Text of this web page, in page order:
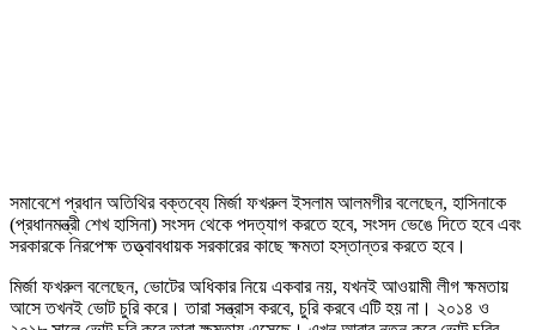
সমাবেশে প্রধান অতিথির বক্তব্যে মির্জা ফখরুল ইসলাম আলমগীর বলেছেন, হাসিনাকে
(প্রধানমন্ত্রী শেখ হাসিনা) সংসদ থেকে পদত্যাগ করতে হবে, সংসদ ভেঙে দিতে হবে এবং
সরকারকে নিরপেক্ষ তত্ত্বাবধায়ক সরকারের কাছে ক্ষমতা হস্তান্তর করতে হবে।
মির্জা ফখরুল বলেছেন, ভোটের অধিকার নিয়ে একবার নয়, যখনই আওয়ামী লীগ ক্ষমতায়
আসে তখনই ভোট চুরি করে। তারা সন্ত্রাস করবে, চুরি করবে এটি হয় না। ২০১৪ ও